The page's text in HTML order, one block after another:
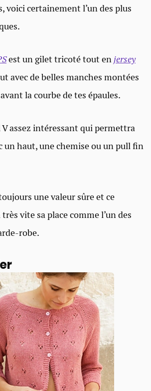
voici certainement l’un des plus
est un gilet tricoté tout enjersey
avec de belles manches montées
la courbe de tes épaules.
V assez intéressant qui permettra
un haut, une chemise ou un pull fin
une valeur sûre et ce
vite sa place comme l’un des
robe.